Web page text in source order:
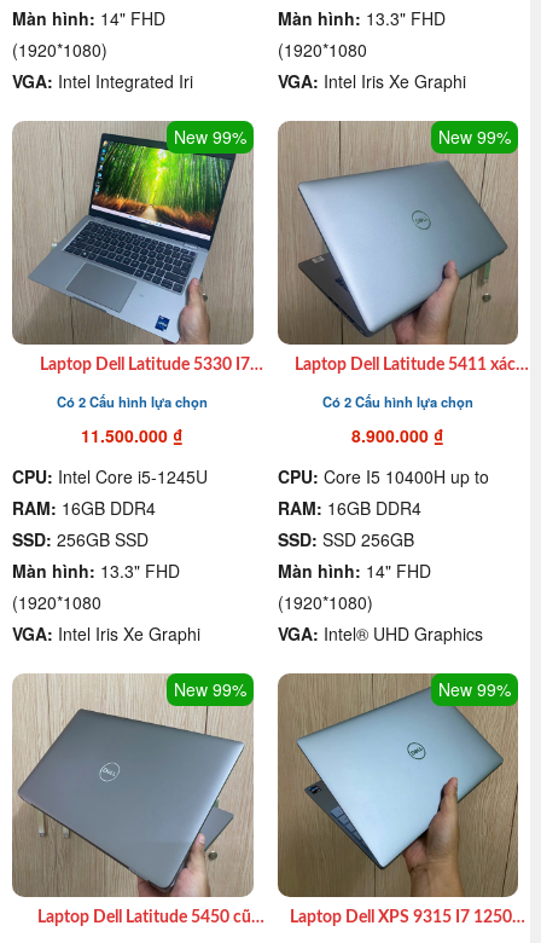
Màn hình: 14" FHD
(1920*1080)
VGA: Intel Integrated Iri
Màn hình: 13.3" FHD
(1920*1080
VGA: Intel Iris Xe Graphi
New 99%
Laptop Dell Latitude 5330 I7
xách tay cũ 99%
Có 2 Cấu hình lựa chọn
11.500.000₫
CPU: Intel Core i5-1245U
RAM: 16GB DDR4
SSD: 256GB SSD
Màn hình: 13.3" FHD
(1920*1080
VGA: Intel Iris Xe Graphi
New 99%
Laptop Dell Latitude 5411 xách
SSD 512GB| 14″ FHD giá rẻ
quận 4
Có 2 Cấu hình lựa chọn
8.900.000 ₫
CPU: Core I5 10400H up to
RAM: 16GB DDR4
SSD: SSD 256GB
Màn hình: 14" FHD
(1920*1080)
VGA: Intel® UHD Graphics
New 99%
Laptop Dell Latitude 5450 cũ
New 99%
Laptop Dell XPS 9315 I7 1250U|